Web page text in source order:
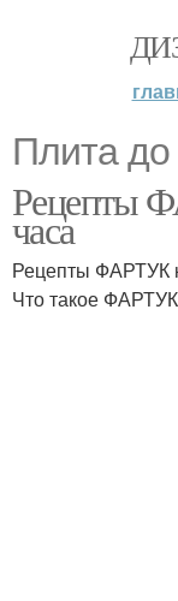
Плита до
Рецепты
часа
Рецепты ФАРТУК
Что такое